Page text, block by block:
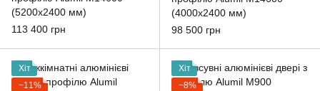
(5200х2400 мм)
113 400 грн
(4000x2400 мм)
98 500 грн
Хіт
−11%
Хіт
−8%